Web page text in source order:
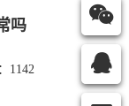
吗
1142